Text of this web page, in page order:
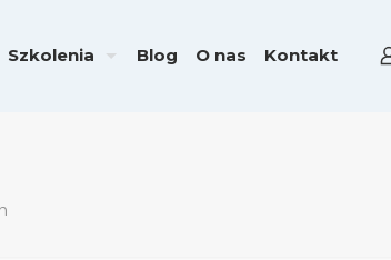
Szkolenia Blog O nas Kontakt